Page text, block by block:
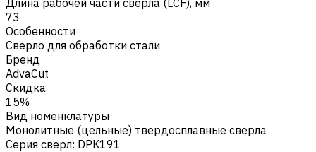
73
Особенности
Сверло для обработки стали
Бренд
AdvaCut
Скидка
15%
Вид номенклатуры
Монолитные (цельные) твердосплавные сверла
Серия сверл: DPK191